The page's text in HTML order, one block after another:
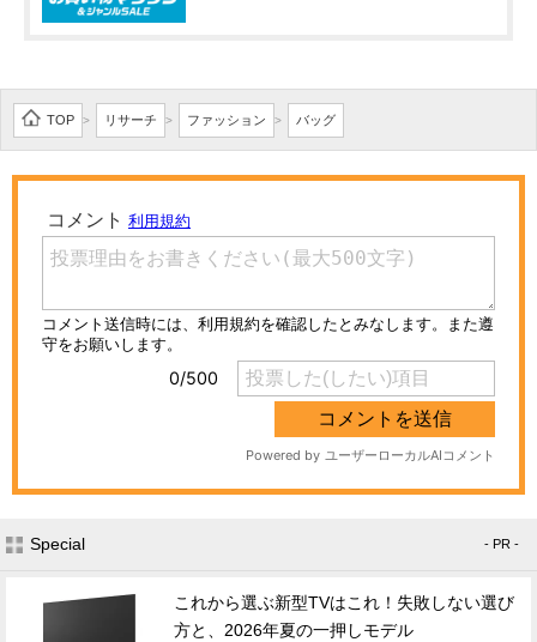
TOP > リサーチ > ファッション > バッグ
Special - PR -
これから選ぶ新型TVはこれ！失敗しない選び
方と、2026年夏の一押しモデル